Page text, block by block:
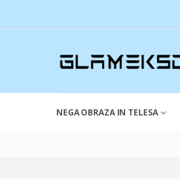
NEGA OBRAZA IN TELESA